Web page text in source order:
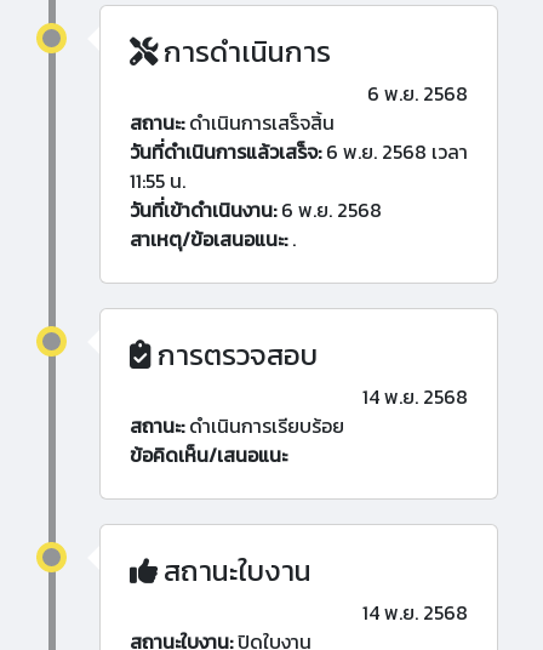
การดำเนินการ
6 พ.ย. 2568
สถานะ:ดำเนินการเสร็จสิ้น
วันที่ดำเนินการแล้วเสร็จ:6 พ.ย. 2568 เวลา
11:55 น.
วันที่เข้าดำเนินงาน:6 พ.ย. 2568
สาเหตุ/ข้อเสนอแนะ:.
การตรวจสอบ
14 พ.ย. 2568
สถานะ:ดำเนินการเรียบร้อย
ข้อคิดเห็น/เสนอแนะ
สถานะใบงาน
14 พ.ย. 2568
สถานะใบงาน:ปิดใบงาน